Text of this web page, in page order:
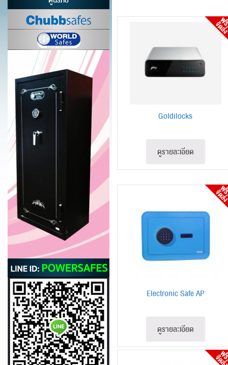
Goldilocks
ดูรายละเอียด
Electronic Safe AP
ดูรายละเอียด